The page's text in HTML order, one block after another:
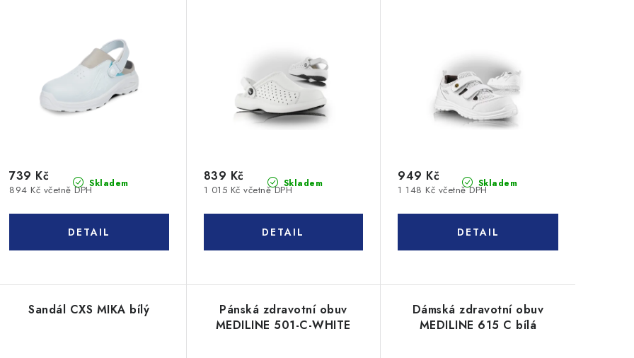
Skladem
894 Kč včetně DPH
739 Kč Skladem
1 015 Kč včetně DPH
839 Kč Skladem
1 148 Kč včetně DPH
949 Kč
Sandál CXS MIKA bílý
Pánská zdravotní obuv
MEDILINE 501-C-WHITE
Dámská zdravotní obuv
MEDILINE 615 C bílá